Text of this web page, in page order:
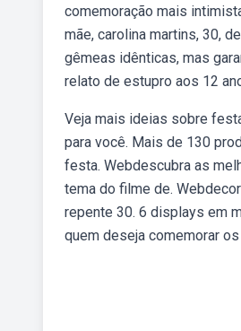
comemoração mais
mãe, carolina martins, 30,
gêmeas idênticas, mas
relato de estupro aos 12
Veja mais ideias sobre
para você. Mais de 130
festa. Webdescubra as
tema do filme de.
repente 30. 6 displays em
quem deseja comemorar